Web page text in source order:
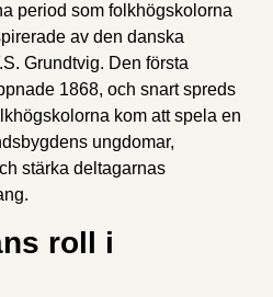
period som folkhögskolorna
av den danska
Grundtvig. Den första
1868, och snart spreds
kom att spela en
ungdomar,
stärka deltagarnas
roll i